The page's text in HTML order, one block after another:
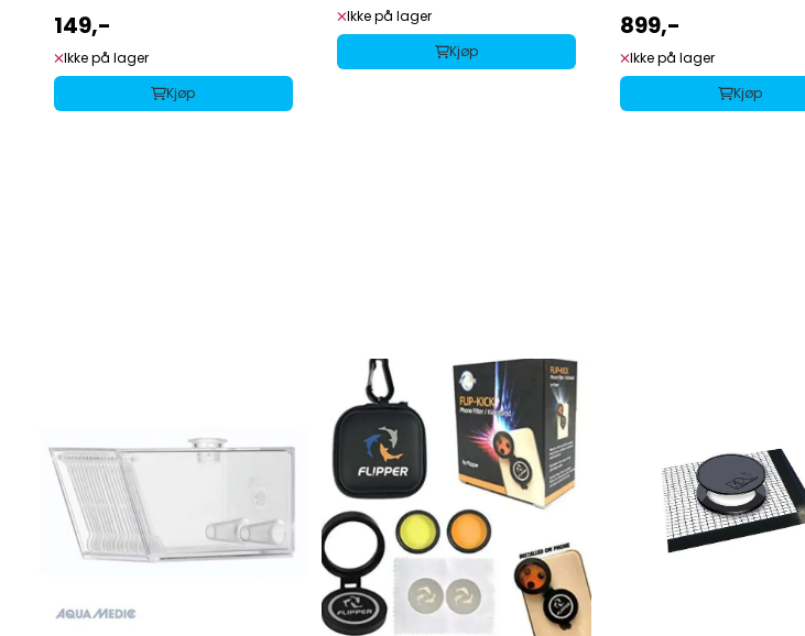
149,-
Ikke på lager
Kjøp
Ikke på lager
Kjøp
899,-
Ikke på lager
Kjøp